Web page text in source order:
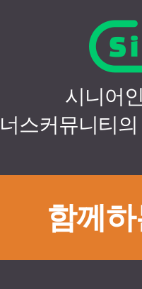
시니어
스커뮤니티
함께